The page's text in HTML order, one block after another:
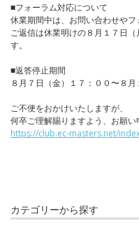
■フォーラム対応について
休業期間中は、お問い合わせやフ
ご返信は休業明けの８月１７日
す。
■返答停止期間
８月７日（金）１７：００〜８
ご不便をおかけいたしますが、
何卒ご理解賜りますよう、お願い
https://club.ec-masters.net/
カテゴリーから探す